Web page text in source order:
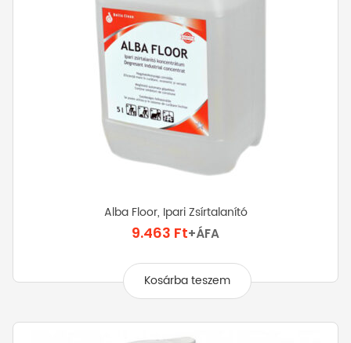
Alba Floor, Ipari Zsírtalanító
9.463 Ft+ÁFA
Kosárba teszem